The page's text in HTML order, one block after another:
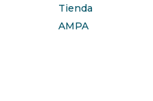
Tienda
AMPA